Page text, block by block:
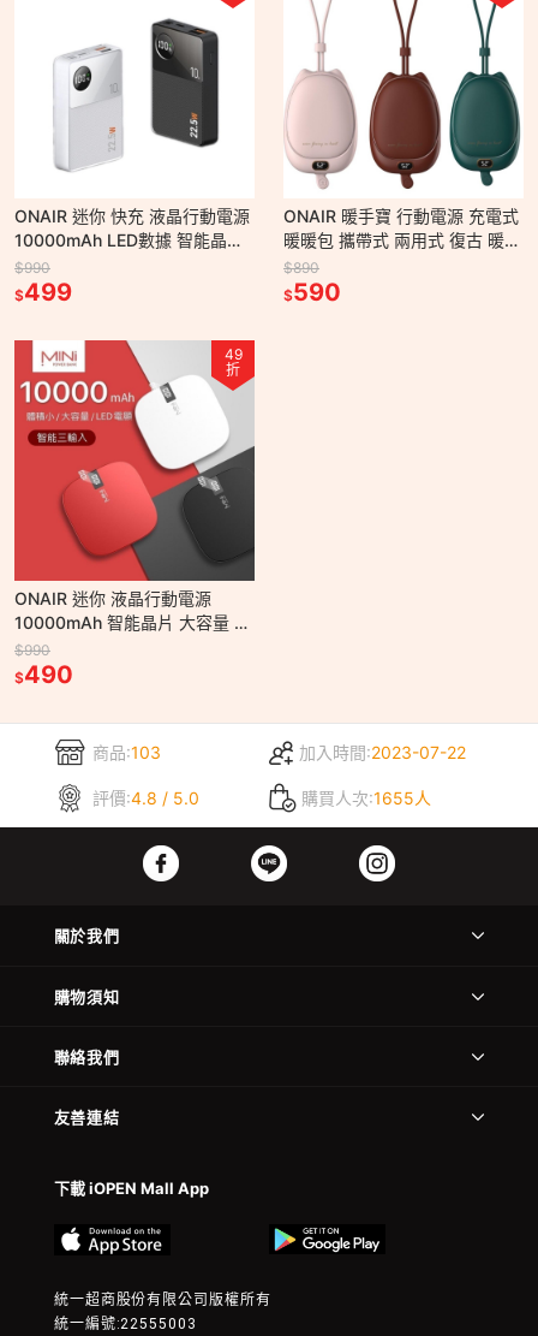
ONAIR 迷你 快充 液晶行動電源
10000mAh LED數據 智能晶片
大容量小體積 行動電源 行動充
$990
$499
ONAIR 暖手寶 行動電源 充電式
暖暖包 攜帶式 兩用式 復古 暖暖
包 可充式 暖蛋 二合一
$890
$590
49
折
ONAIR 迷你 液晶行動電源
10000mAh 智能晶片 大容量 小
體積 LED 行動電源 行動充 充電
寶 液晶顯示
$990
$490
商品:103 加入時間:2023-07-22
評價:4.8 / 5.0 購買人次:1655人
關於我們
購物須知
聯絡我們
友善連結
下載 iOPEN Mall App
統一超商股份有限公司版權所有
統一編號:22555003